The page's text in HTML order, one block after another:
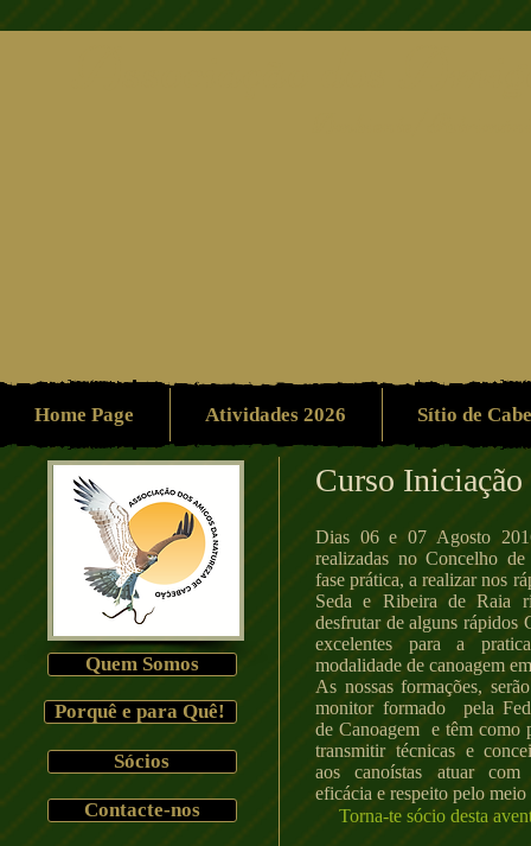
Home Page Atividades 2026 Sítio de
Curso
Dias 06 e 07 Agosto
realizadas no Concelho
fase prática, a realizar nos
Seda e Ribeira de Raia
desfrutar de alguns rápidos
excelentes para a
modalidade de canoagem
As nossas formações,
monitor formado pela
de Canoagem e têm como
transmitir técnicas e
aos canoístas atuar com
eficácia e respeito pelo
Torna-te sócio desta
Quem Somos
Porquê e para Quê!
Sócios
Contacte-nos